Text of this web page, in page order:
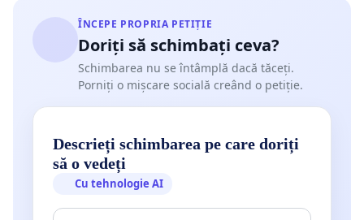
ÎNCEPE PROPRIA PETIȚIE
Doriți să schimbați ceva?
Schimbarea nu se întâmplă dacă tăceți.
Porniți o mișcare socială creând o petiție.
Descrieți schimbarea pe care doriți
să o vedeți
Cu tehnologie AI